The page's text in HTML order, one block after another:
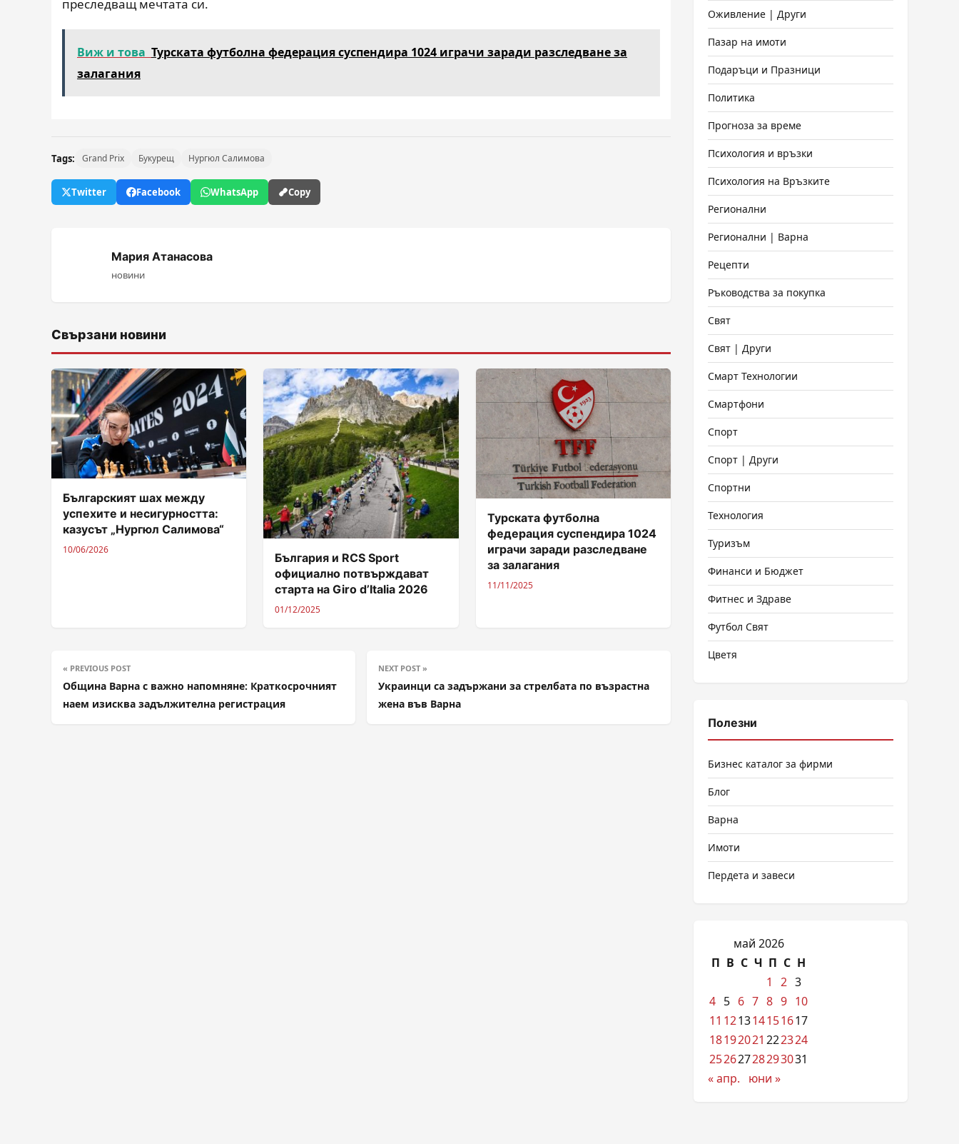
преследващ мечтата си.
Виж и това Турската футболна федерация суспендира 1024 играчи заради разследване за
залагания
Tags: Grand Prix Букурещ Нургюл Салимова
Twitter Facebook WhatsApp Copy
Мария Атанасова
новини
Свързани новини
Българският шах между
успехите и несигурността:
казусът „Нургюл Салимова“
10/06/2026
България и RCS Sport
официално потвърждават
старта на Giro d’Italia 2026
01/12/2025
Турската футболна
федерация суспендира 1024
играчи заради разследване
за залагания
11/11/2025
« PREVIOUS POST
Община Варна с важно напомняне: Краткосрочният
наем изисква задължителна регистрация
NEXT POST »
Украинци са задържани за стрелбата по възрастна
жена във Варна
Оживление | Други
Пазар на имоти
Подаръци и Празници
Политика
Прогноза за време
Психология и връзки
Психология на Връзките
Регионални
Регионални | Варна
Рецепти
Ръководства за покупка
Свят
Свят | Други
Смарт Технологии
Смартфони
Спорт
Спорт | Други
Спортни
Технология
Туризъм
Финанси и Бюджет
Фитнес и Здраве
Футбол Свят
Цветя
Полезни
Бизнес каталог за фирми
Блог
Варна
Имоти
Пердета и завеси
май 2026
П В С Ч П С Н
1
2 3
4 5 6 7 8 9 10
11 121314151617
18192021 222324
25262728293031
« апр.
юни »